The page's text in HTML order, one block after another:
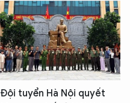
Đội tuyển Hà Nội quyết